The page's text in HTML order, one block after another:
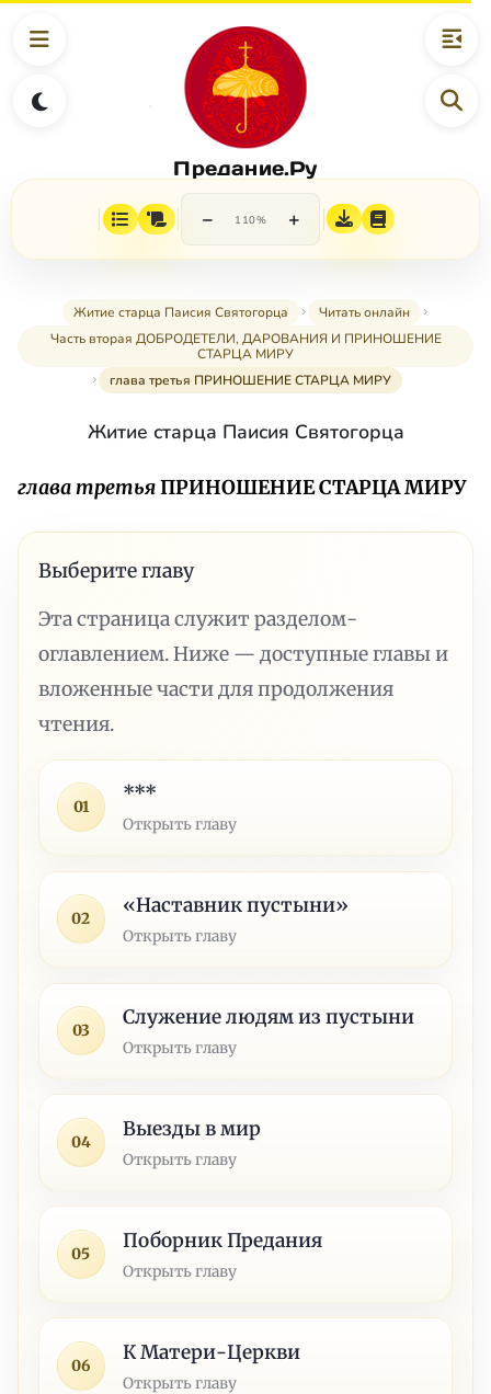
Предание.Ру
− 110% +
Житие старца Паисия Святогорца
Читать онлайн
Часть вторая ДОБРОДЕТЕЛИ, ДАРОВАНИЯ И ПРИНОШЕНИЕ
СТАРЦА МИРУ
глава третья ПРИНОШЕНИЕ СТАРЦА МИРУ
Житие старца Паисия Святогорца
глава третьяПРИНОШЕНИЕ СТАРЦА МИРУ
Выберите главу
Эта страница служит разделом-
оглавлением. Ниже — доступные главы и
вложенные части для продолжения
чтения.
01
***
Открыть главу
02
«Наставник пустыни»
Открыть главу
03
Служение людям из пустыни
Открыть главу
04
Выезды в мир
Открыть главу
05
Поборник Предания
Открыть главу
06
К Матери-Церкви
Открыть главу